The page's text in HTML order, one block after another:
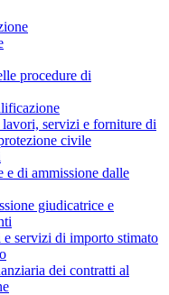
procedure di
servizi e forniture di
civile
e di ammissione dalle
giudicatrice e
servizi di importo stimato
dei contratti al